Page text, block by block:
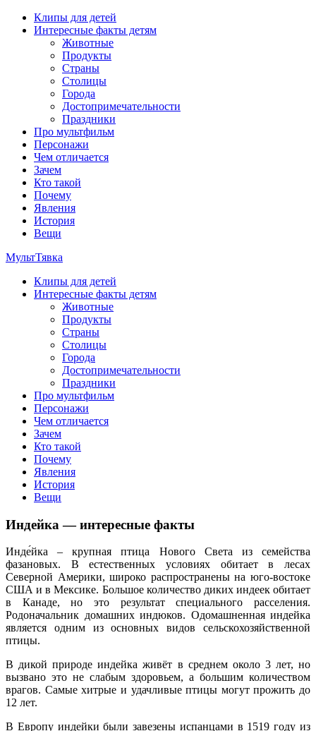
Перейти
содержимому
Клипы для детей
Интересные факты детям
Животные
Продукты
Страны
Столицы
Города
Достопримечательности
Праздники
Про мультфильм
Персонажи
Чем отличается
Зачем
Кто такой
Почему
Явления
История
Вещи
МультТявка
интересные факты про страны, столицы и города, клипы из
мультфильмов, мульт-клипы, песни из мультиков, детские
клипы, интересные факты о мультфильмах и про персонажей
мультфильмов
Клипы для детей
Интересные факты детям
Животные
Продукты
Страны
Столицы
Города
Достопримечательности
Праздники
Про мультфильм
Персонажи
Чем отличается
Зачем
Кто такой
Почему
Явления
История
Вещи
Индейка — интересные факты
Инде́йка – крупная птица Нового Света из семейства
фазановых. В естественных условиях обитает в лесах
Северной Америки, широко распространены на юго-востоке
США и в Мексике. Большое количество диких индеек обитает
в Канаде, но это результат специального расселения.
Родоначальник домашних индюков. Одомашненная индейка
является одним из основных видов сельскохозяйственной
птицы.
В дикой природе индейка живёт в среднем около 3 лет, но
вызвано это не слабым здоровьем, а большим количеством
врагов. Самые хитрые и удачливые птицы могут прожить до
12 лет.
В Европу индейки были завезены испанцами в 1519 году из